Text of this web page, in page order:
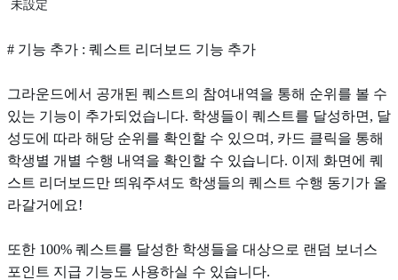
未設定
# 기능 추가 : 퀘스트 리더보드 기능 추가
그라운드에서 공개된 퀘스트의 참여내역을 통해 순위를 볼 수
있는 기능이 추가되었습니다. 학생들이 퀘스트를 달성하면, 달
성도에 따라 해당 순위를 확인할 수 있으며, 카드 클릭을 통해
학생별 개별 수행 내역을 확인할 수 있습니다. 이제 화면에 퀘
스트 리더보드만 띄워주셔도 학생들의 퀘스트 수행 동기가 올
라갈거에요!
또한 100% 퀘스트를 달성한 학생들을 대상으로 랜덤 보너스
포인트 지급 기능도 사용하실 수 있습니다.